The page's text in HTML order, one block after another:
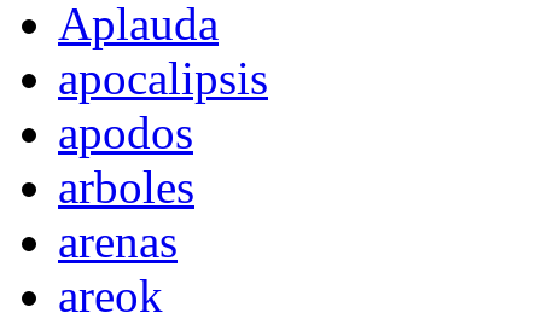
Aplauda
apocalipsis
apodos
arboles
arenas
areok